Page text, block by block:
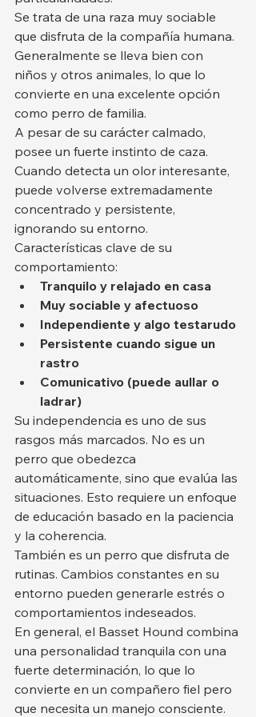
Se trata de una raza muy sociable
que disfruta de la compañía humana.
Generalmente se lleva bien con
niños y otros animales, lo que lo
convierte en una excelente opción
como perro de familia.
A pesar de su carácter calmado,
posee un fuerte instinto de caza.
Cuando detecta un olor interesante,
puede volverse extremadamente
concentrado y persistente,
ignorando su entorno.
Características clave de su
comportamiento:
Tranquilo y relajado en casa
Muy sociable y afectuoso
Independiente y algo testarudo
Persistente cuando sigue un
rastro
Comunicativo (puede aullar o
ladrar)
Su independencia es uno de sus
rasgos más marcados. No es un
perro que obedezca
automáticamente, sino que evalúa las
situaciones. Esto requiere un enfoque
de educación basado en la paciencia
y la coherencia.
También es un perro que disfruta de
rutinas. Cambios constantes en su
entorno pueden generarle estrés o
comportamientos indeseados.
En general, el Basset Hound combina
una personalidad tranquila con una
fuerte determinación, lo que lo
convierte en un compañero fiel pero
que necesita un manejo consciente.